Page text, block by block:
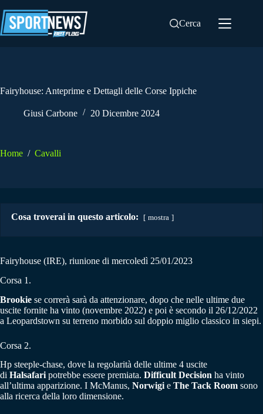
al
contenuto
Cerca
Fairyhouse: Anteprime e Dettagli delle Corse Ippiche
Giusi Carbone 20 Dicembre 2024
Home / Cavalli
Cosa troverai in questo articolo: mostra
Fairyhouse (IRE), riunione di mercoledì 25/01/2023
Corsa 1.
Brookie se correrà sarà da attenzionare, dopo che nelle ultime due
uscite fornite ha vinto (novembre 2022) e poi è secondo il 26/12/2022
a Leopardstown su terreno morbido sul doppio miglio classico in siepi.
Corsa 2.
Hp steeple-chase, dove la regolarità delle ultime 4 uscite
di Halsafari potrebbe essere premiata. Difficult Decision ha vinto
all’ultima apparizione. I McManus, Norwigi e The Tack Room sono
alla ricerca della loro dimensione.